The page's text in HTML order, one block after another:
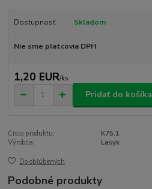
Dostupnosť Skladom
Nie sme platcovia DPH
1,20 EUR/ks
Pridať do košíka
Číslo produktu:
K75.1
Výrobca:
Lasyk
Do obľúbených
Podobné produkty